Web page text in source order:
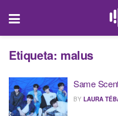
Etiqueta: malus
Same
BY LAURA